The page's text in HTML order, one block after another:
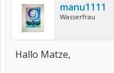
manu1111
Wasserfrau
Hallo Matze,